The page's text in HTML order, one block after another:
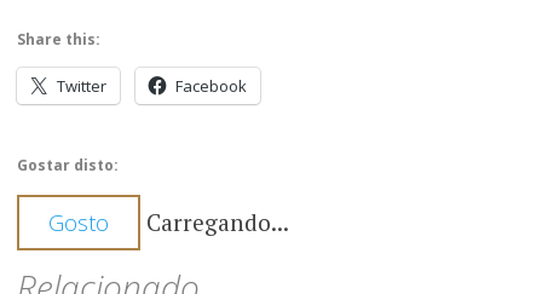
Share this:
Twitter Facebook
Gostar disto:
Gosto Carregando...